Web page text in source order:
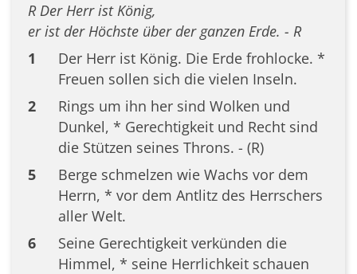
R Der Herr ist König,
er ist der Höchste über der ganzen Erde. - R
1
Der Herr ist König. Die Erde frohlocke. *
Freuen sollen sich die vielen Inseln.
2
Rings um ihn her sind Wolken und
Dunkel, * Gerechtigkeit und Recht sind
die Stützen seines Throns. - (R)
5
Berge schmelzen wie Wachs vor dem
Herrn, * vor dem Antlitz des Herrschers
aller Welt.
6
Seine Gerechtigkeit verkünden die
Himmel, * seine Herrlichkeit schauen